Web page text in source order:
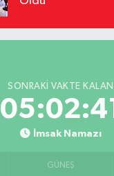
SONRAKI VAKTE KALAN
05:02:40
İmsak Namazı
GÜNEŞ